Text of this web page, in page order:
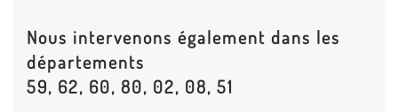
Nous intervenons également dans les
départements
59, 62, 60, 80, 02, 08, 51